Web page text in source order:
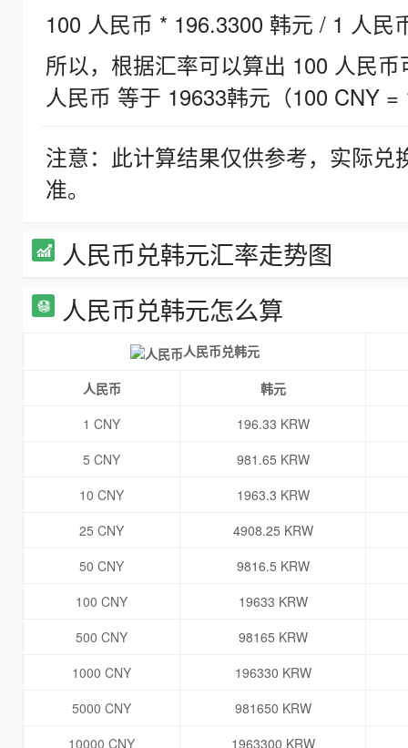
100 人民币 * 196.3300 韩元 / 1 人民
所以，根据汇率可以算出 100 人民
人民币 等于 19633韩元（100 CNY =
注意：此计算结果仅供参考，实际
准。
人民币兑韩元汇率走势图
人民币兑韩元怎么算
人民币兑韩元
人民币
韩元
1 CNY
196.33 KRW
5 CNY
981.65 KRW
10 CNY
1963.3 KRW
25 CNY
4908.25 KRW
50 CNY
9816.5 KRW
100 CNY
19633 KRW
500 CNY
98165 KRW
1000 CNY
196330 KRW
5000 CNY
981650 KRW
10000 CNY
1963300 KRW